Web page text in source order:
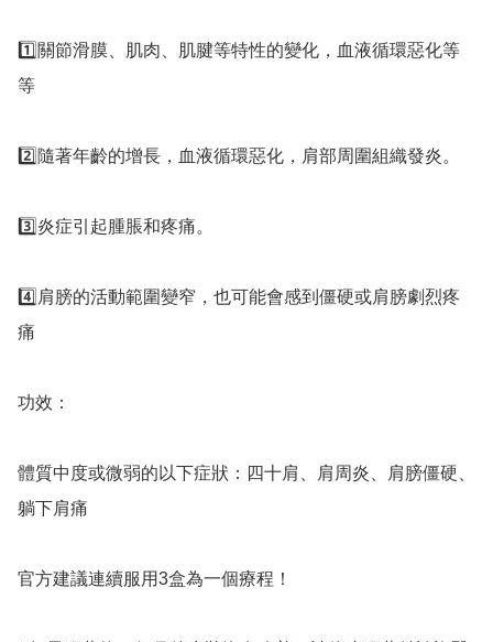
1️⃣關節滑膜、肌肉、肌腱等特性的變化，血液循環惡化等
等
2️⃣隨著年齡的增長，血液循環惡化，肩部周圍組織發炎。
3️⃣炎症引起腫脹和疼痛。
4️⃣肩膀的活動範圍變窄，也可能會感到僵硬或肩膀劇烈疼
痛
功效：
體質中度或微弱的以下症狀：四十肩、肩周炎、肩膀僵硬、
躺下肩痛
官方建議連續服用3盒為一個療程！